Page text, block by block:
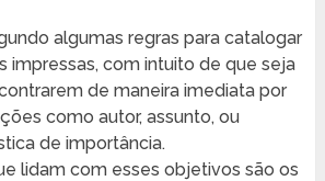
algumas regras para catalogar
impressas, com intuito de que seja
de maneira imediata por
como autor, assunto, ou
de importância.
lidam com esses objetivos são os